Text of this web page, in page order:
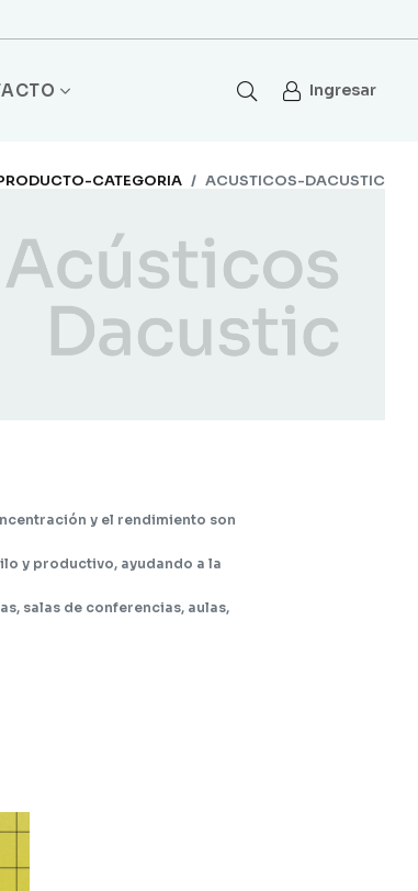
Ingresar
CATEGORIA ACUSTICOS-DACUSTIC
y el rendimiento son
y productivo, ayudando a la
salas de conferencias, aulas,